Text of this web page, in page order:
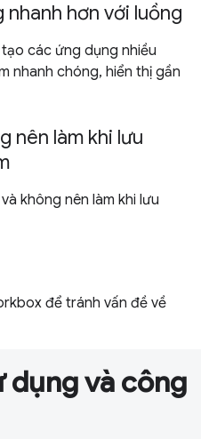
hơn với luồng
các ứng dụng nhiều
nhanh chóng, hiển thị gần
nên làm khi lưu
không nên làm khi lưu
để tránh vấn đề về
dụng và công